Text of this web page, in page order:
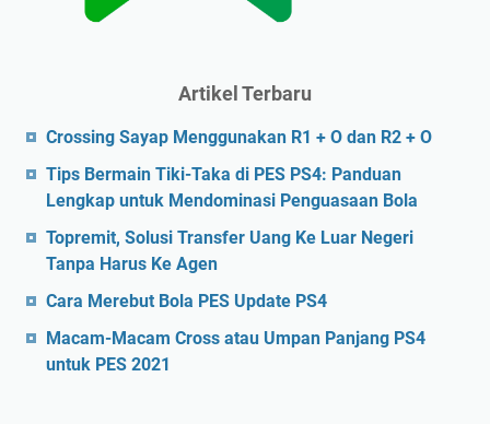
Artikel Terbaru
Crossing Sayap Menggunakan R1 + O dan R2 + O
Tips Bermain Tiki-Taka di PES PS4: Panduan
Lengkap untuk Mendominasi Penguasaan Bola
Topremit, Solusi Transfer Uang Ke Luar Negeri
Tanpa Harus Ke Agen
Cara Merebut Bola PES Update PS4
Macam-Macam Cross atau Umpan Panjang PS4
untuk PES 2021